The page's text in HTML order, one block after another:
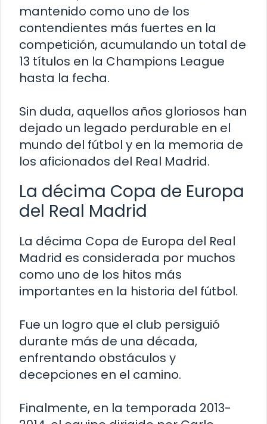
mantenido como uno de los
contendientes más fuertes en la
competición, acumulando un total de
13 títulos en la Champions League
hasta la fecha.
Sin duda, aquellos años gloriosos han
dejado un legado perdurable en el
mundo del fútbol y en la memoria de
los aficionados del Real Madrid.
La décima Copa de Europa
del Real Madrid
La décima Copa de Europa del Real
Madrid es considerada por muchos
como uno de los hitos más
importantes en la historia del fútbol.
Fue un logro que el club persiguió
durante más de una década,
enfrentando obstáculos y
decepciones en el camino.
Finalmente, en la temporada 2013-